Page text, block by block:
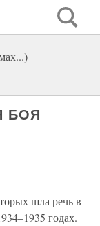
БОЯ
шла речь в
годах.